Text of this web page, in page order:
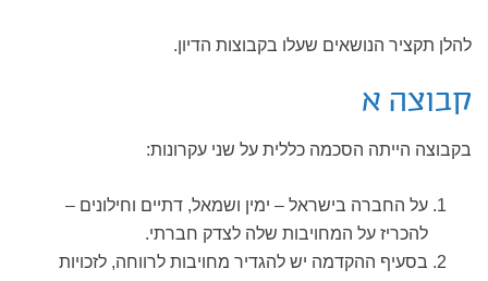
להלן תקציר הנושאים שעלו בקבוצות הדיון.
קבוצה א
בקבוצה הייתה הסכמה כללית על שני עקרונות:
על החברה בישראל – ימין ושמאל, דתיים וחילונים –
להכריז על המחויבות שלה לצדק חברתי.
בסעיף ההקדמה יש להגדיר מחויבות לרווחה, לזכויות